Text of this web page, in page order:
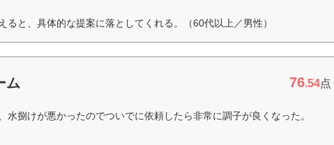
ると、具体的な提案に落としてくれる。（60代以上／男性）
ム 76.54点
水捌けが悪かったのでついでに依頼したら非常に調子が良くなった。